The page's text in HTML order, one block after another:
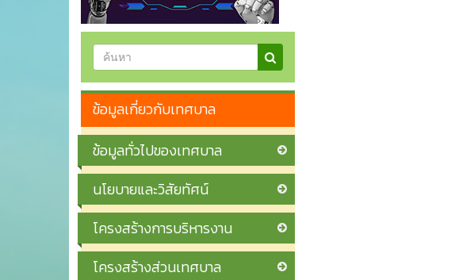
ข้อมูลเกี่ยวกับเทศบาล
ข้อมูลทั่วไปของเทศบาล
นโยบายและวิสัยทัศน์
โครงสร้างการบริหารงาน
โครงสร้างส่วนเทศบาล